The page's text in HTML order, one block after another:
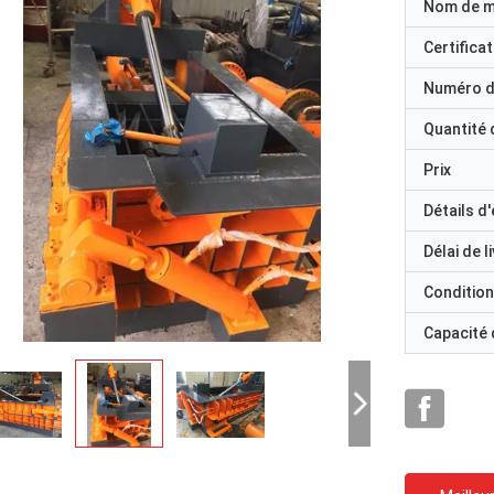
Nom de
Numéro
Quantité
Prix
Détails
Délai de
Capacité